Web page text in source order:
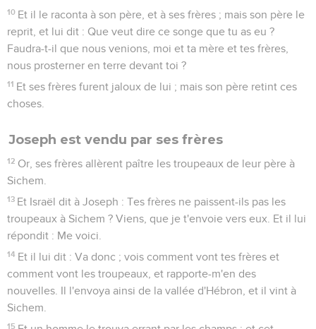
10 Et il le raconta à son père, et à ses frères ; mais son père le
reprit, et lui dit : Que veut dire ce songe que tu as eu ?
Faudra-t-il que nous venions, moi et ta mère et tes frères,
nous prosterner en terre devant toi ?
11 Et ses frères furent jaloux de lui ; mais son père retint ces
choses.
Joseph est vendu par ses frères
12 Or, ses frères allèrent paître les troupeaux de leur père à
Sichem.
13 Et Israël dit à Joseph : Tes frères ne paissent-ils pas les
troupeaux à Sichem ? Viens, que je t'envoie vers eux. Et il lui
répondit : Me voici.
14 Et il lui dit : Va donc ; vois comment vont tes frères et
comment vont les troupeaux, et rapporte-m'en des
nouvelles. Il l'envoya ainsi de la vallée d'Hébron, et il vint à
Sichem.
15